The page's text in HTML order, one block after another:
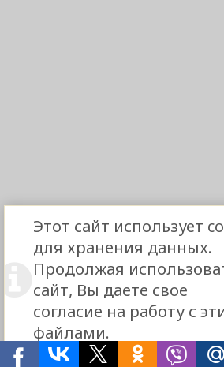
Этот сайт использует
для хранения данных.
Продолжая
сайт, Вы даете свое
согласие на работу с
файлами.